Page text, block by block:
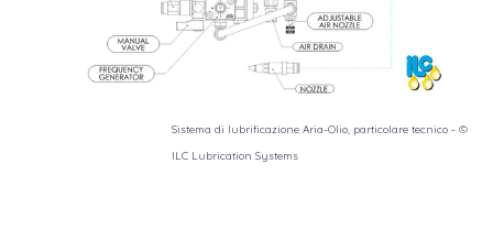
Sistema di lubrificazione Aria-Olio, particolare tecnico - ©
ILC Lubrication Systems